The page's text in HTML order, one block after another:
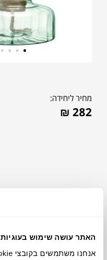
האתר עושה שימוש בעוגיות
מחיר ליחידה:
₪ 282
תוכלו למצוא אותי ב: